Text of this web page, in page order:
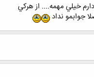
خيلي مهمه.... از هركي
جوابمو نداد